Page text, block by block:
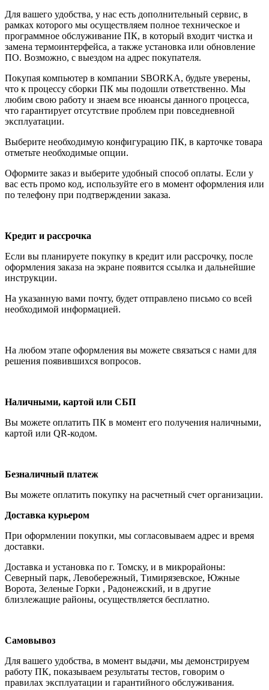
Для вашего удобства, у нас есть дополнительный сервис, в
рамках которого мы осуществляем полное техническое и
программное обслуживание ПК, в который входит чистка и
замена термоинтерфейса, а также установка или обновление
ПО. Возможно, с выездом на адрес покупателя.
Покупая компьютер в компании SBORKA, будьте уверены,
что к процессу сборки ПК мы подошли ответственно. Мы
любим свою работу и знаем все нюансы данного процесса,
что гарантирует отсутствие проблем при повседневной
эксплуатации.
Выберите необходимую конфигурацию ПК, в карточке товара
отметьте необходимые опции.
Оформите заказ и выберите удобный способ оплаты. Если у
вас есть промо код, используйте его в момент оформления или
по телефону при подтверждении заказа.
Кредит и рассрочка
Если вы планируете покупку в кредит или рассрочку, после
оформления заказа на экране появится ссылка и дальнейшие
инструкции.
На указанную вами почту, будет отправлено письмо со всей
необходимой информацией.
На любом этапе оформления вы можете связаться с нами для
решения появившихся вопросов.
Наличными, картой или СБП
Вы можете оплатить ПК в момент его получения наличными,
картой или QR-кодом.
Безналичный платеж
Вы можете оплатить покупку на расчетный счет организации.
Доставка курьером
При оформлении покупки, мы согласовываем адрес и время
доставки.
Доставка и установка по г. Томску, и в микрорайоны:
Северный парк, Левобережный, Тимирязевское, Южные
Ворота, Зеленые Горки , Радонежский, и в другие
близлежащие районы, осуществляется бесплатно.
Самовывоз
Для вашего удобства, в момент выдачи, мы демонстрируем
работу ПК, показываем результаты тестов, говорим о
правилах эксплуатации и гарантийного обслуживания.